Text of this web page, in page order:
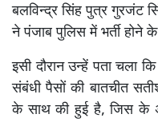
बलविन्द्र सिंह पुत्र गुरजंट
ने पंजाब पुलिस में भर्ती होने
इसी दौरान उन्हें पता चला
संबंधी पैसों की बातचीत
के साथ की हुई है, जिस के